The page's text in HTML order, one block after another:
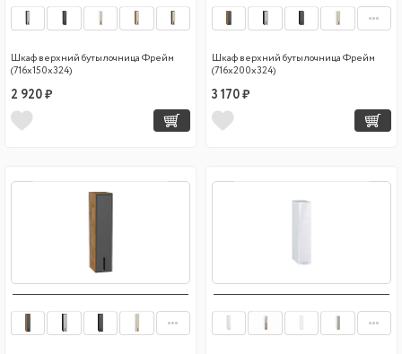
Шкаф верхний бутылочница Фрейм
(716х150х324)
2 920 ₽
Шкаф верхний бутылочница Фрейм
(716х200х324)
3 170 ₽